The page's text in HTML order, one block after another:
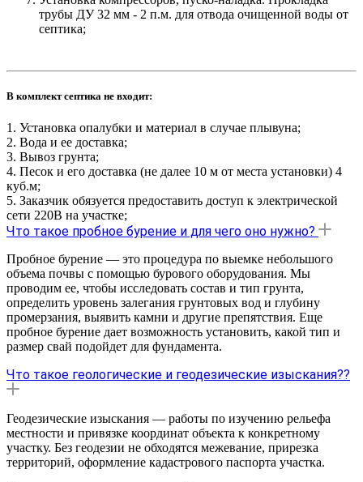
трубы ДУ 32 мм - 2 п.м. для отвода очищенной воды от
септика;
В комплект септика не входит:
1. Установка опалубки и материал в случае плывуна;
2. Вода и ее доставка;
3. Вывоз грунта;
4. Песок и его доставка (не далее 10 м от места установки) 4
куб.м;
5. Заказчик обязуется предоставить доступ к электрической
сети 220В на участке;
Что такое пробное бурение и для чего оно нужно?
Пробное бурение — это процедура по выемке небольшого
объема почвы с помощью бурового оборудования. Мы
проводим ее, чтобы исследовать состав и тип грунта,
определить уровень залегания грунтовых вод и глубину
промерзания, выявить камни и другие препятствия. Еще
пробное бурение дает возможность установить, какой тип и
размер свай подойдет для фундамента.
Что такое геологические и геодезические изыскания??
Геодезические изыскания — работы по изучению рельефа
местности и привязке координат объекта к конкретному
участку. Без геодезии не обходятся межевание, прирезка
территорий, оформление кадастрового паспорта участка.